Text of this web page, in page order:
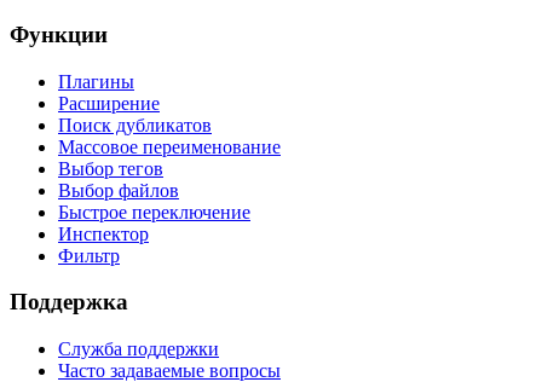
Функции
Плагины
Расширение
Поиск дубликатов
Массовое переименование
Выбор тегов
Выбор файлов
Быстрое переключение
Инспектор
Фильтр
Поддержка
Служба поддержки
Часто задаваемые вопросы